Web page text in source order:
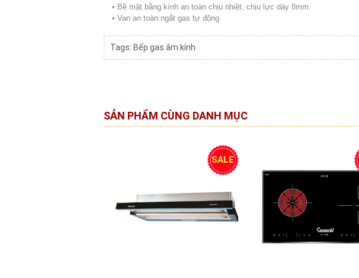
• Bề mặt bằng kính an toàn chịu nhiệt, chịu lực dày 8mm.
• Van an toàn ngắt gas tự động
Tags: Bếp gas âm kính
SẢN PHẨM CÙNG DANH MỤC
SALE